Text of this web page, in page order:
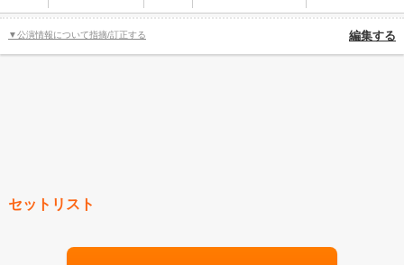
▼公演情報について指摘/訂正する 編集する
セットリスト